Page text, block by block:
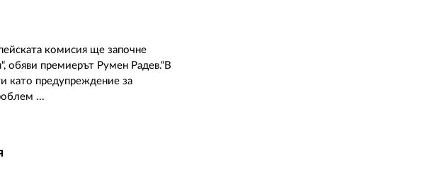
комисия ще започне
обяви премиерът Румен Радев.“В
като предупреждение за
...